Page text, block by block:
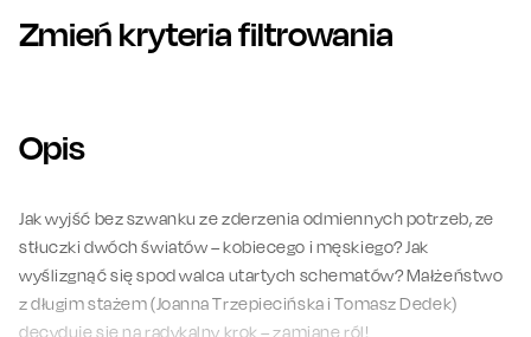
Zmień kryteria filtrowania
Opis
Jak wyjść bez szwanku ze zderzenia odmiennych potrzeb, ze
stłuczki dwóch światów – kobiecego i męskiego? Jak
wyślizgnąć się spod walca utartych schematów? Małżeństwo
z długim stażem (Joanna Trzepiecińska i Tomasz Dedek)
decyduje się na radykalny krok – zamianę ról!